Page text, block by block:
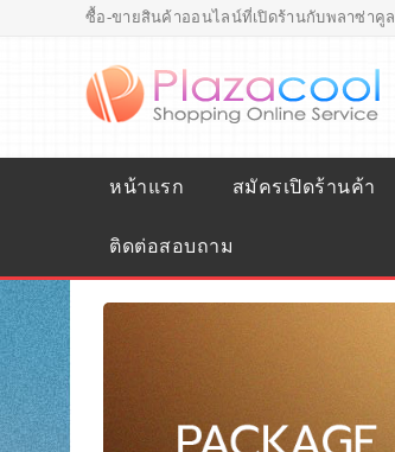
ซื้อ-ขายสินค้าออนไลน์ที่เปิดร้านกับพลาซ่าคูล
หน้าแรก สมัครเปิดร้านค้า
ติดต่อสอบถาม